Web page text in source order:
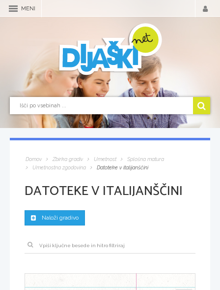
MENI
Domov Zbirka gradiv Umetnost
Splošna matura
Umetnostna zgodovina
Datoteke v italijanščini
DATOTEKE V ITALIJANŠČINI
Naloži gradivo